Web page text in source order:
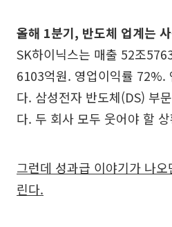
올해 1분기, 반도체 업계는
SK하이닉스는 매출 52조
6103억원. 영업이익률 72%.
다. 삼성전자 반도체(DS) 부
다. 두 회사 모두 웃어야 할
그런데 성과급 이야기가 나
린다.